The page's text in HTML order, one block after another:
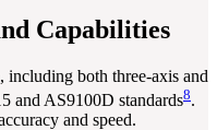
Capabilities
both three-axis and
and AS9100D standards8.
and speed.